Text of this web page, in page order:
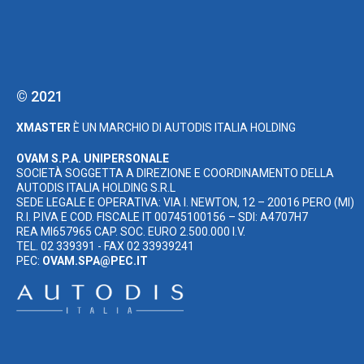
© 2021
XMASTER È UN MARCHIO DI AUTODIS ITALIA HOLDING
OVAM S.P.A. UNIPERSONALE
SOCIETÀ SOGGETTA A DIREZIONE E COORDINAMENTO DELLA
AUTODIS ITALIA HOLDING S.R.L
SEDE LEGALE E OPERATIVA: VIA I. NEWTON, 12 – 20016 PERO (MI)
R.I. P.IVA E COD. FISCALE IT 00745100156 – SDI: A4707H7
REA MI657965 CAP. SOC. EURO 2.500.000 I.V.
TEL. 02 339391 - FAX 02 33939241
PEC: OVAM.SPA@PEC.IT